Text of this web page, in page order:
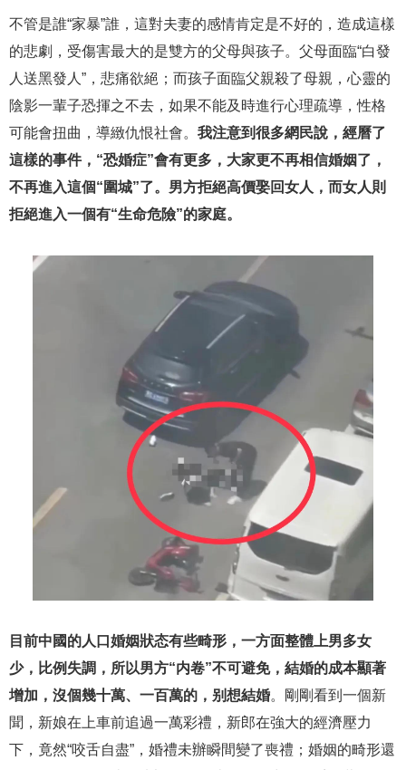
不管是誰“家暴”誰，這對夫妻的感情肯定是不好的，造成這樣
的悲劇，受傷害最大的是雙方的父母與孩子。父母面臨“白發
人送黑發人”，悲痛欲絕；而孩子面臨父親殺了母親，心靈的
陰影一輩子恐揮之不去，如果不能及時進行心理疏導，性格
可能會扭曲，導緻仇恨社會。 我注意到很多網民說，經曆了
這樣的事件，“恐婚症”會有更多，大家更不再相信婚姻了，
不再進入這個“圍城”了。男方拒絕高價娶回女人，而女人則
拒絕進入一個有“生命危險”的家庭。
目前中國的人口婚姻狀态有些畸形，一方面整體上男多女
少，比例失調，所以男方“内卷”不可避免，結婚的成本顯著
增加，沒個幾十萬、一百萬的，别想結婚。剛剛看到一個新
聞，新娘在上車前追過一萬彩禮，新郎在強大的經濟壓力
下，竟然“咬舌自盡”，婚禮未辦瞬間變了喪禮；婚姻的畸形還